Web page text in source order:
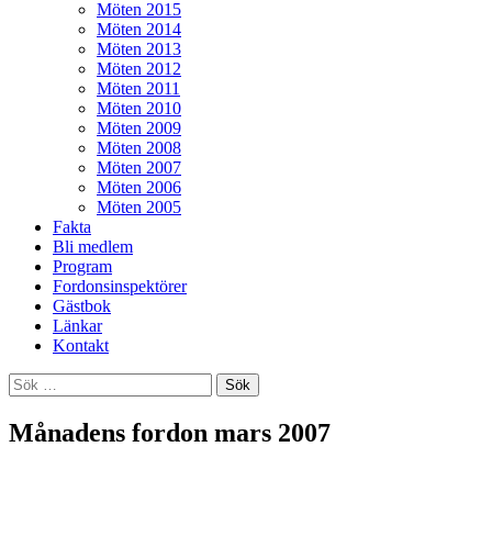
Möten 2015
Möten 2014
Möten 2013
Möten 2012
Möten 2011
Möten 2010
Möten 2009
Möten 2008
Möten 2007
Möten 2006
Möten 2005
Fakta
Bli medlem
Program
Fordonsinspektörer
Gästbok
Länkar
Kontakt
Sök
efter:
Månadens fordon mars 2007